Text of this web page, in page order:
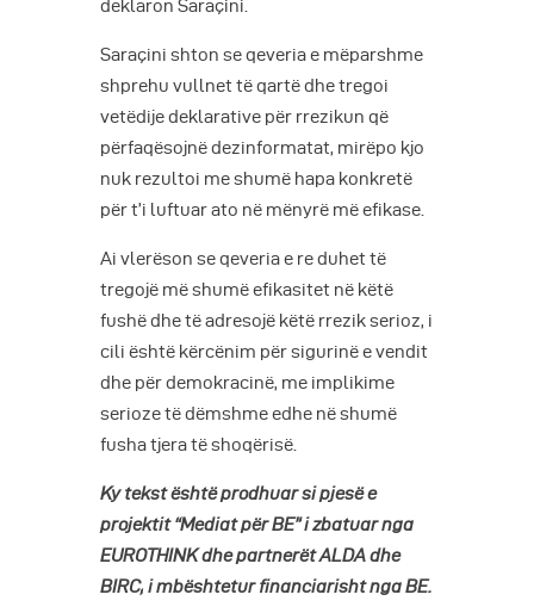
deklaron Saraçini.
Saraçini shton se qeveria e mëparshme
shprehu vullnet të qartë dhe tregoi
vetëdije deklarative për rrezikun që
përfaqësojnë dezinformatat, mirëpo kjo
nuk rezultoi me shumë hapa konkretë
për t’i luftuar ato në mënyrë më efikase.
Ai vlerëson se qeveria e re duhet të
tregojë më shumë efikasitet në këtë
fushë dhe të adresojë këtë rrezik serioz, i
cili është kërcënim për sigurinë e vendit
dhe për demokracinë, me implikime
serioze të dëmshme edhe në shumë
fusha tjera të shoqërisë.
Ky tekst është prodhuar si pjesë e
projektit “Mediat për BE” i zbatuar nga
EUROTHINK dhe partnerët ALDA dhe
BIRC, i mbështetur financiarisht nga BE.